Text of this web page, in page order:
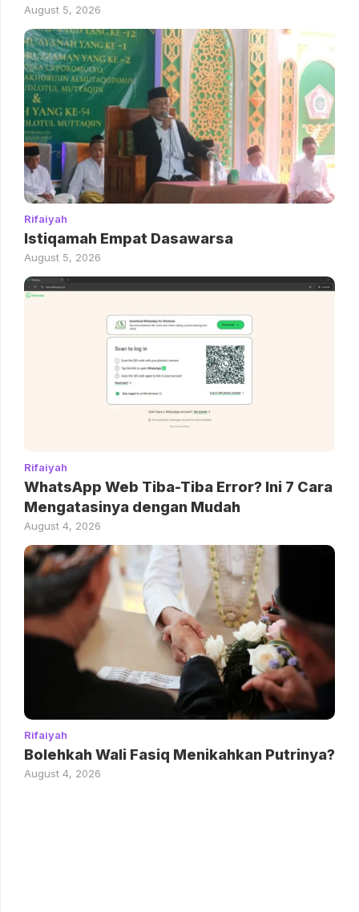
August 5, 2026
Rifaiyah
Istiqamah Empat Dasawarsa
August 5, 2026
Rifaiyah
WhatsApp Web Tiba-Tiba Error? Ini 7 Cara
Mengatasinya dengan Mudah
August 4, 2026
Rifaiyah
Bolehkah Wali Fasiq Menikahkan Putrinya?
August 4, 2026